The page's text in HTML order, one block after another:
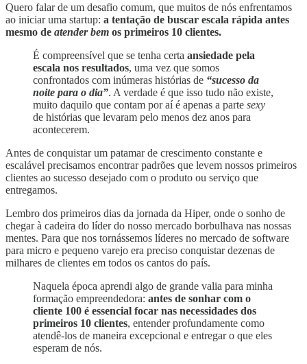
Quero falar de um desafio comum, que muitos de nós enfrentamos
ao iniciar uma startup: a tentação de buscar escala rápida antes
mesmo de atender bem os primeiros 10 clientes.
É compreensível que se tenha certa ansiedade pela
escala nos resultados, uma vez que somos
confrontados com inúmeras histórias de “sucesso da
noite para o dia”. A verdade é que isso tudo não existe,
muito daquilo que contam por aí é apenas a parte sexy
de histórias que levaram pelo menos dez anos para
acontecerem.
Antes de conquistar um patamar de crescimento constante e
escalável precisamos encontrar padrões que levem nossos primeiros
clientes ao sucesso desejado com o produto ou serviço que
entregamos.
Lembro dos primeiros dias da jornada da Hiper, onde o sonho de
chegar à cadeira do líder do nosso mercado borbulhava nas nossas
mentes. Para que nos tornássemos líderes no mercado de software
para micro e pequeno varejo era preciso conquistar dezenas de
milhares de clientes em todos os cantos do país.
Naquela época aprendi algo de grande valia para minha
formação empreendedora: antes de sonhar com o
cliente 100 é essencial focar nas necessidades dos
primeiros 10 clientes, entender profundamente como
atendê-los de maneira excepcional e entregar o que eles
esperam de nós.